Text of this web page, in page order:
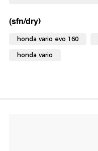
(sfn/dry)
honda vario evo 160
honda vario